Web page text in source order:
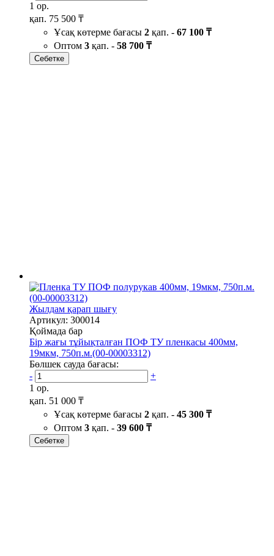
1 ор.
қап. 75 500 ₸
Ұсақ көтерме бағасы 2 қап. - 67 100 ₸
Оптом 3 қап. - 58 700 ₸
Себетке
Жылдам қарап шығу
Артикул: 300014
Қоймада бар
Бір жағы тұйықталған ПОФ ТУ пленкасы 400мм,
19мкм, 750п.м.(00-00003312)
Бөлшек сауда бағасы:
-
+
1 ор.
қап. 51 000 ₸
Ұсақ көтерме бағасы 2 қап. - 45 300 ₸
Оптом 3 қап. - 39 600 ₸
Себетке